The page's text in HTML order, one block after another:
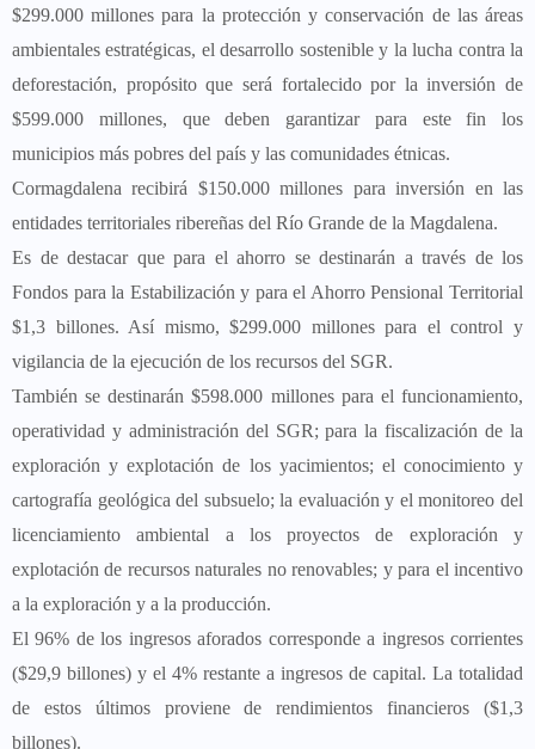
$299.000 millones para la protección y conservación de las áreas
ambientales estratégicas, el desarrollo sostenible y la lucha contra la
deforestación, propósito que será fortalecido por la inversión de
$599.000 millones, que deben garantizar para este fin los
municipios más pobres del país y las comunidades étnicas.
Cormagdalena recibirá $150.000 millones para inversión en las
entidades territoriales ribereñas del Río Grande de la Magdalena.
Es de destacar que para el ahorro se destinarán a través de los
Fondos para la Estabilización y para el Ahorro Pensional Territorial
$1,3 billones. Así mismo, $299.000 millones para el control y
vigilancia de la ejecución de los recursos del SGR.
También se destinarán $598.000 millones para el funcionamiento,
operatividad y administración del SGR; para la fiscalización de la
exploración y explotación de los yacimientos; el conocimiento y
cartografía geológica del subsuelo; la evaluación y el monitoreo del
licenciamiento ambiental a los proyectos de exploración y
explotación de recursos naturales no renovables; y para el incentivo
a la exploración y a la producción.
El 96% de los ingresos aforados corresponde a ingresos corrientes
($29,9 billones) y el 4% restante a ingresos de capital. La totalidad
de estos últimos proviene de rendimientos financieros ($1,3
billones).